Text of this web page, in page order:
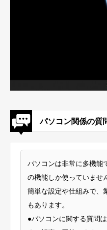
パソコン関係の質
パソコンは非常に多機能
の機能しか使っていませ
簡単な設定や仕組みで、
もあります。
●パソコンに関する質問